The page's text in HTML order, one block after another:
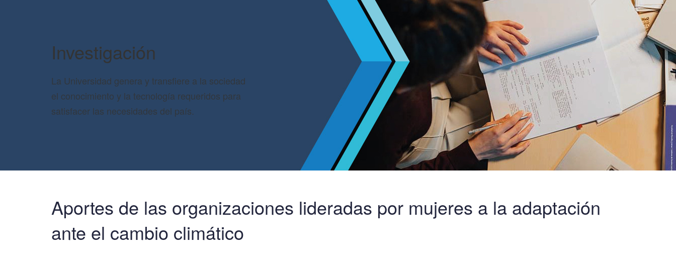
Investigación
La Universidad genera y transfiere a la sociedad
el conocimiento y la tecnología requeridos para
satisfacer las necesidades del país.
Aportes de las organizaciones lideradas por mujeres a la adaptación
ante el cambio climático